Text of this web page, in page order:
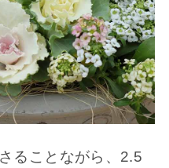
ることながら、2.5